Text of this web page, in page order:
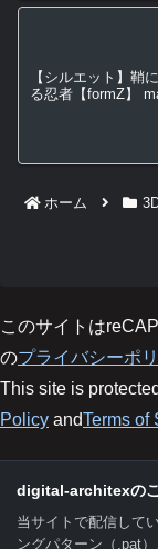
【シルエット】鞘
る忍者【formZ】
ホーム
このサイトは
のプライバシーポ
This site is
Policy andTerms of
digital-architexの
当サイトで配信して
ングパターン（.pat